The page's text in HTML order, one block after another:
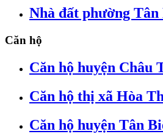
Nhà đất phường Tân
Căn hộ
Căn hộ huyện Châu
Căn hộ thị xã Hòa
Căn hộ huyện Tân